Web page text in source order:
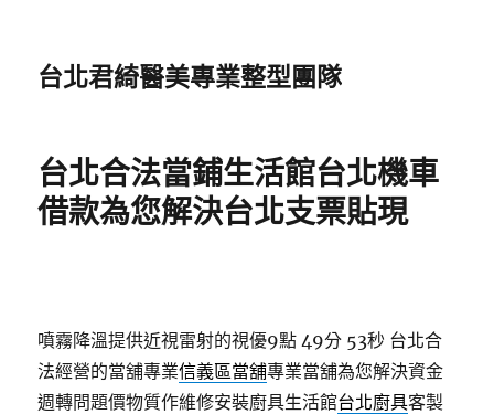
台北君綺醫美專業整型團隊
台北合法當鋪生活館台北機車
借款為您解決台北支票貼現
噴霧降溫提供近視雷射的視優9點 49分 53秒 台北合
法經營的當舖專業信義區當舖專業當舖為您解決資金
週轉問題價物質作維修安裝廚具生活館台北廚具客製